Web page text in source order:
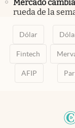
Mercado
rueda de la
Dólar
Fintech
AFIP